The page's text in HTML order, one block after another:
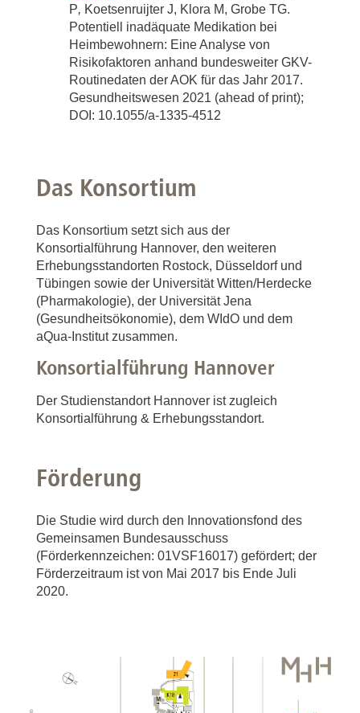
P, Koetsenruijter J, Klora M, Grobe TG.
Potentiell inadäquate Medikation bei
Heimbewohnern: Eine Analyse von
Risikofaktoren anhand bundesweiter GKV-
Routinedaten der AOK für das Jahr 2017.
Gesundheitswesen 2021 (ahead of print);
DOI: 10.1055/a-1335-4512
Das Konsortium
Das Konsortium setzt sich aus der
Konsortialführung Hannover, den weiteren
Erhebungsstandorten Rostock, Düsseldorf und
Tübingen sowie der Universität Witten/Herdecke
(Pharmakologie), der Universität Jena
(Gesundheitsökonomie), dem WIdO und dem
aQua-Institut zusammen.
Konsortialführung Hannover
Der Studienstandort Hannover ist zugleich
Konsortialführung & Erhebungsstandort.
Förderung
Die Studie wird durch den Innovationsfond des
Gemeinsamen Bundesausschuss
(Förderkennzeichen: 01VSF16017) gefördert; der
Förderzeitraum ist von Mai 2017 bis Ende Juli
2020.